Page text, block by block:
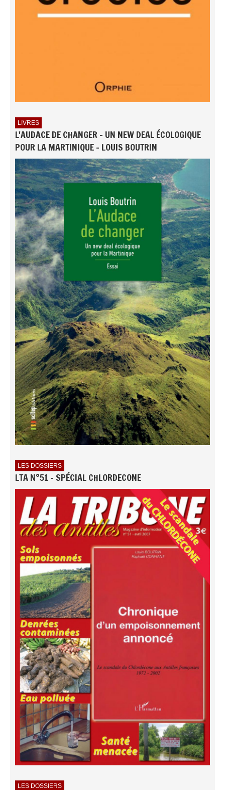
LIVRES
L'AUDACE DE CHANGER - UN NEW DEAL ÉCOLOGIQUE
POUR LA MARTINIQUE - LOUIS BOUTRIN
LES DOSSIERS
LTA N°51 - SPÉCIAL CHLORDECONE
LES DOSSIERS